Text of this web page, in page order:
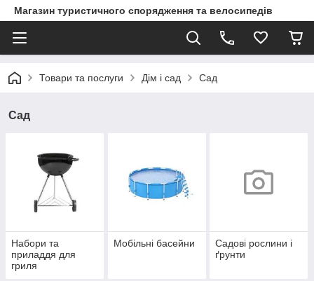
Магазин туристичного спорядження та велосипедів
Товари та послуги Дім і сад Сад
Сад
Набори та
приладдя для
гриля
Мобільні басейни
Садові рослини і
ґрунти